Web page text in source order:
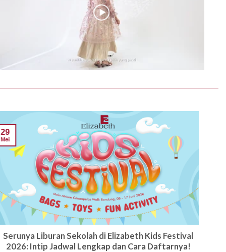
Serunya Liburan Sekolah di Elizabeth Kids Festival
2026: Intip Jadwal Lengkap dan Cara Daftarnya!
29
Mei